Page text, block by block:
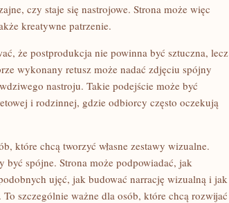
czy staje się nastrojowe. Strona może więc
kreatywne patrzenie.
że postprodukcja nie powinna być sztuczna, lecz
wykonany retusz może nadać zdjęciu spójny
nastroju. Takie podejście może być
i rodzinnej, gdzie odbiorcy często oczekują
które chcą tworzyć własne zestawy wizualne.
spójne. Strona może podpowiadać, jak
ujęć, jak budować narrację wizualną i jak
szczególnie ważne dla osób, które chcą rozwijać